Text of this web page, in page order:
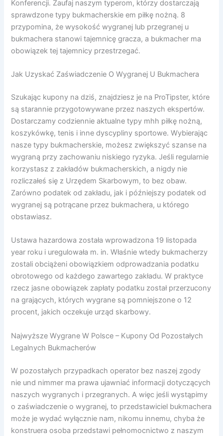
Konferencji. Zaufaj naszym typerom, którzy dostarczają
sprawdzone typy bukmacherskie em piłkę nożną. 8
przypomina, że wysokość wygranej lub przegranej u
bukmachera stanowi tajemnicę gracza, a bukmacher ma
obowiązek tej tajemnicy przestrzegać.
Jak Uzyskać Zaświadczenie O Wygranej U Bukmachera
Szukając kupony na dziś, znajdziesz je na ProTipster, które
są starannie przygotowywane przez naszych ekspertów.
Dostarczamy codziennie aktualne typy mhh piłkę nożną,
koszykówkę, tenis i inne dyscypliny sportowe. Wybierając
nasze typy bukmacherskie, możesz zwiększyć szanse na
wygraną przy zachowaniu niskiego ryzyka. Jeśli regularnie
korzystasz z zakładów bukmacherskich, a nigdy nie
rozliczałeś się z Urzędem Skarbowym, to bez obaw.
Zarówno podatek od zakładu, jak i późniejszy podatek od
wygranej są potrącane przez bukmachera, u którego
obstawiasz.
Ustawa hazardowa została wprowadzona 19 listopada
year roku i uregulowała m. in. Właśnie wtedy bukmacherzy
zostali obciążeni obowiązkiem odprowadzania podatku
obrotowego od każdego zawartego zakładu. W praktyce
rzecz jasne obowiązek zapłaty podatku został przerzucony
na grających, których wygrane są pomniejszone o 12
procent, jakich oczekuje urząd skarbowy.
Najwyższe Wygrane W Polsce – Kupony Od Pozostałych
Legalnych Bukmacherów
W pozostałych przypadkach operator bez naszej zgody
nie und nimmer ma prawa ujawniać informacji dotyczących
naszych wygranych i przegranych. A więc jeśli wystąpimy
o zaświadczenie o wygranej, to przedstawiciel bukmachera
może je wydać wyłącznie nam, nikomu innemu, chyba że
konstruera osoba przedstawi pełnomocnictwo z naszym